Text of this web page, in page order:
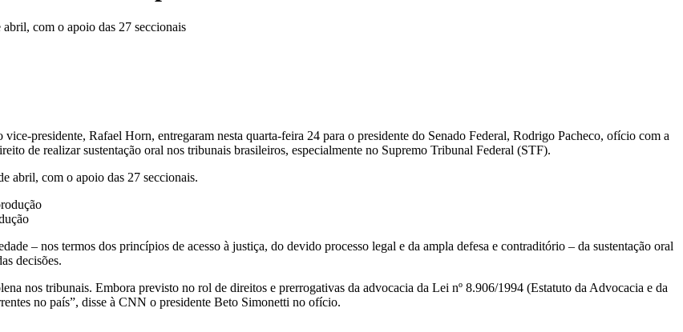
com o apoio das 27 seccionais
presidente, Rafael Horn, entregaram nesta quarta-feira 24 para o presidente do Senado Federal, Rodrigo Pacheco, ofício com a
de realizar sustentação oral nos tribunais brasileiros, especialmente no Supremo Tribunal Federal (STF).
abril, com o apoio das 27 seccionais.
– nos termos dos princípios de acesso à justiça, do devido processo legal e da ampla defesa e contraditório – da sustentação oral
decisões.
nos tribunais. Embora previsto no rol de direitos e prerrogativas da advocacia da Lei nº 8.906/1994 (Estatuto da Advocacia e da
no país”, disse à CNN o presidente Beto Simonetti no ofício.